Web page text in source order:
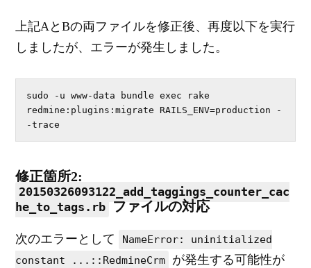
上記AとBの両ファイルを修正後、再度以下を実行
しましたが、エラーが発生しました。
sudo -u www-data bundle exec rake
redmine:plugins:migrate RAILS_ENV=production -
-trace
修正箇所2:
20150326093122_add_taggings_counter_cac
he_to_tags.rb
ファイルの対応
次のエラーとして
NameError: uninitialized
constant ...::RedmineCrm
が発生する可能性が